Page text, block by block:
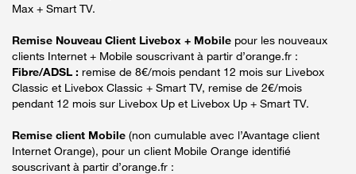
Max + Smart TV.
Remise Nouveau Client Livebox + Mobile pour les nouveaux
clients Internet + Mobile souscrivant à partir d’orange.fr :
Fibre/ADSL : remise de 8€/mois pendant 12 mois sur Livebox
Classic et Livebox Classic + Smart TV, remise de 2€/mois
pendant 12 mois sur Livebox Up et Livebox Up + Smart TV.
Remise client Mobile (non cumulable avec l’Avantage client
Internet Orange), pour un client Mobile Orange identifié
souscrivant à partir d’orange.fr :